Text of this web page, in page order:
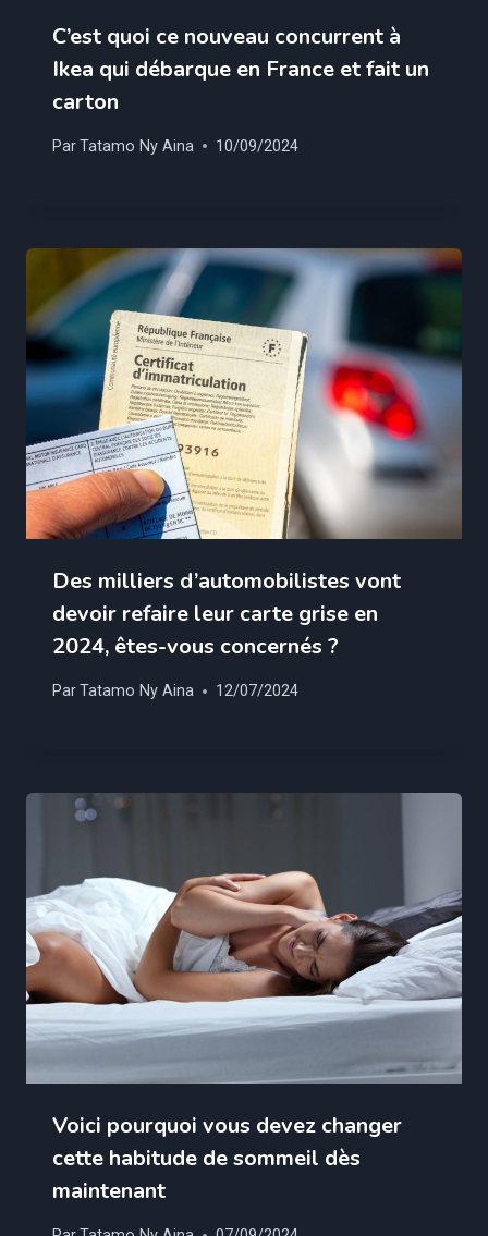
C’est quoi ce nouveau concurrent à
Ikea qui débarque en France et fait un
carton
ParTatamo Ny Aina 10/09/2024
Des milliers d’automobilistes vont
devoir refaire leur carte grise en
2024, êtes-vous concernés ?
ParTatamo Ny Aina 12/07/2024
Voici pourquoi vous devez changer
cette habitude de sommeil dès
maintenant